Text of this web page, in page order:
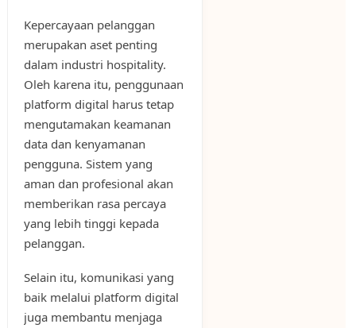
Kepercayaan pelanggan
merupakan aset penting
dalam industri hospitality.
Oleh karena itu, penggunaan
platform digital harus tetap
mengutamakan keamanan
data dan kenyamanan
pengguna. Sistem yang
aman dan profesional akan
memberikan rasa percaya
yang lebih tinggi kepada
pelanggan.
Selain itu, komunikasi yang
baik melalui platform digital
juga membantu menjaga